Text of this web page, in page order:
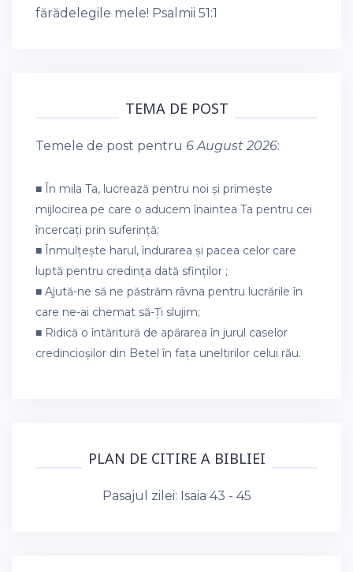
fărădelegile mele! Psalmii 51:1
TEMA DE POST
Temele de post pentru 6 August 2026:
■ În mila Ta, lucrează pentru noi și primește
mijlocirea pe care o aducem înaintea Ta pentru cei
încercați prin suferință;
■ Înmulțește harul, îndurarea și pacea celor care
luptă pentru credința dată sfinților ;
■ Ajută-ne să ne păstrăm râvna pentru lucrările în
care ne-ai chemat să-Ți slujim;
■ Ridică o întăritură de apărarea în jurul caselor
credincioșilor din Betel în fața uneltirilor celui rău.
PLAN DE CITIRE A BIBLIEI
Pasajul zilei: Isaia 43 - 45